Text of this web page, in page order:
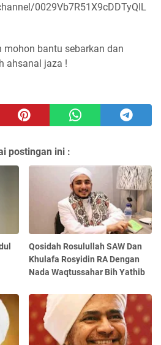
0029Vb7R51X9cDDTyQIL
bantu sebarkan dan
ahsanal jaza !
postingan ini :
Qosidah Rosulullah SAW Dan
Khulafa Rosyidin RA Dengan
Nada Waqtussahar Bih Yathib